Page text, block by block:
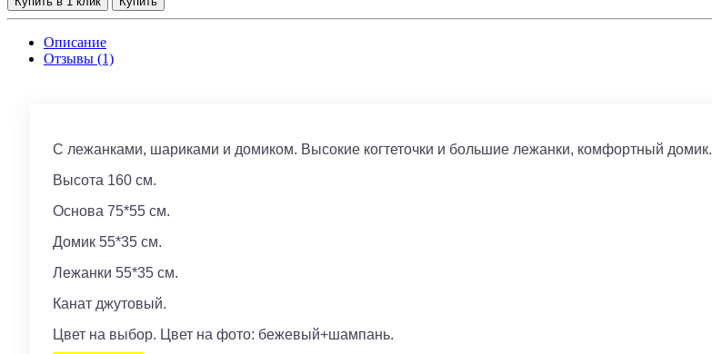
Описание
Отзывы (1)
С лежанками, шариками и домиком. Высокие когтеточки и большие лежанки, комфортный домик.
Высота 160 см.
Основа 75*55 см.
Домик 55*35 см.
Лежанки 55*35 см.
Канат джутовый.
Цвет на выбор. Цвет на фото: бежевый+шампань.